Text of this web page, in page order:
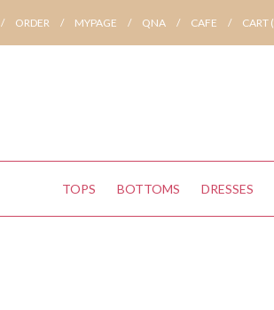
/ ORDER / MYPAGE / QNA / CAFE / CART (
TOPS BOTTOMS DRESSES